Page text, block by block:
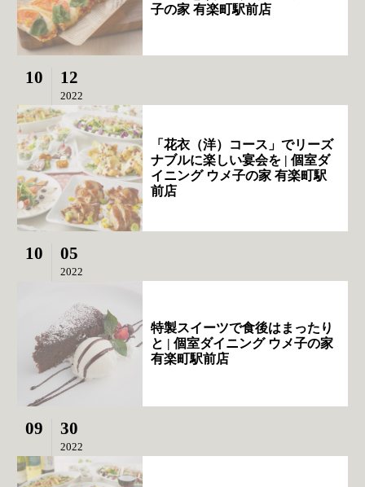
子の家 有楽町駅前店
10 12
2022
「花衣（洋）コース」でリーズ
ナブルに楽しい宴会を | 個室ダ
イニング ウメ子の家 有楽町駅
前店
10 05
2022
特製スイーツで食後はまったり
と | 個室ダイニング ウメ子の家
有楽町駅前店
09 30
2022